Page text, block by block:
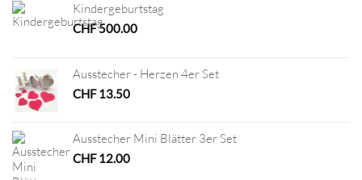
Kindergeburtstag
CHF500.00
Ausstecher - Herzen 4er Set
CHF13.50
Ausstecher Mini Blätter 3er Set
CHF12.00